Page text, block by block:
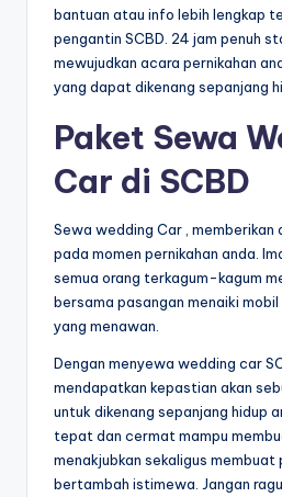
bantuan atau info lebih lengkap
pengantin SCBD. 24 jam penuh
mewujudkan acara pernikahan
yang dapat dikenang sepanjang
Paket Sewa
Car di SCBD
Sewa wedding Car ,
pada momen pernikahan anda.
semua orang terkagum-kagum
bersama pasangan menaiki
yang menawan.
Dengan menyewa wedding car
mendapatkan kepastian akan
untuk dikenang sepanjang hidup
tepat dan cermat mampu
menakjubkan sekaligus membuat
bertambah istimewa. Jangan